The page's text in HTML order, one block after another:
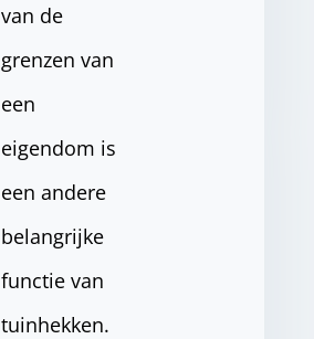
van de
grenzen van
een
eigendom is
een andere
belangrijke
functie van
tuinhekken.